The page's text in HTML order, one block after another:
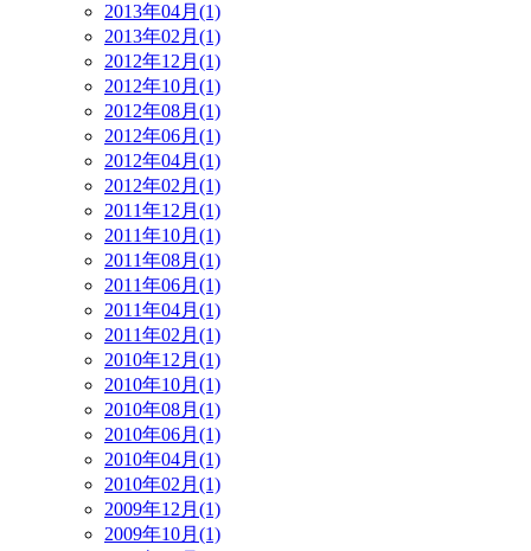
2013年04月(1)
2013年02月(1)
2012年12月(1)
2012年10月(1)
2012年08月(1)
2012年06月(1)
2012年04月(1)
2012年02月(1)
2011年12月(1)
2011年10月(1)
2011年08月(1)
2011年06月(1)
2011年04月(1)
2011年02月(1)
2010年12月(1)
2010年10月(1)
2010年08月(1)
2010年06月(1)
2010年04月(1)
2010年02月(1)
2009年12月(1)
2009年10月(1)